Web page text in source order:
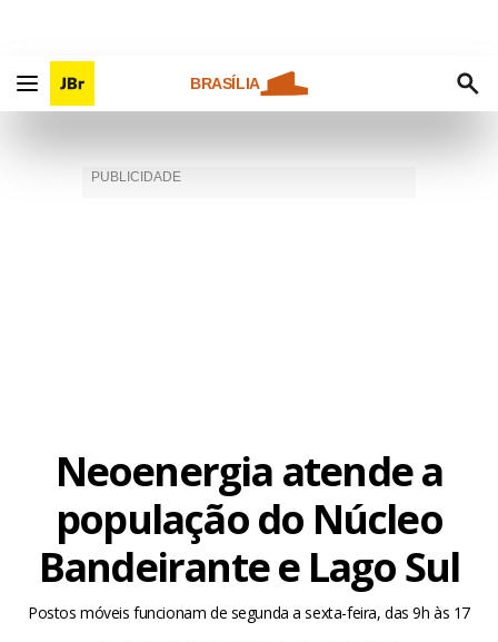
BRASÍLIA
Neoenergia atende a
população do Núcleo
Bandeirante e Lago Sul
Postos móveis funcionam de segunda a sexta-feira, das 9h às 17